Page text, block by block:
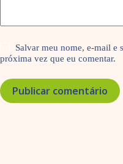
Salvar meu nome, e-mail e
próxima vez que eu comentar.
Publicar comentário